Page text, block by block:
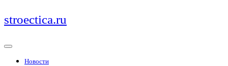
Перейти
к
stroectica.ru
Новости